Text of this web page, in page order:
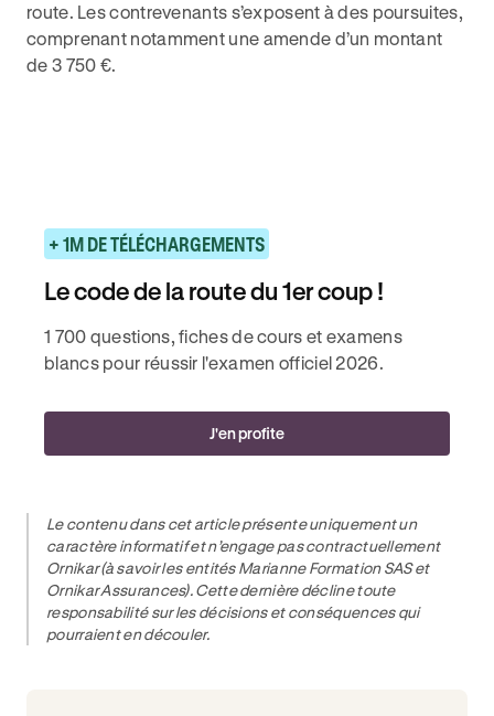
route. Les contrevenants s’exposent à des poursuites,
comprenant notamment une amende d’un montant
de 3 750 €.
+ 1M DE TÉLÉCHARGEMENTS
Le code de la route du 1er coup !
1 700 questions, fiches de cours et examens
blancs pour réussir l'examen officiel 2026.
J'en profite
Le contenu dans cet article présente uniquement un
caractère informatif et n’engage pas contractuellement
Ornikar (à savoir les entités Marianne Formation SAS et
Ornikar Assurances). Cette dernière décline toute
responsabilité sur les décisions et conséquences qui
pourraient en découler.